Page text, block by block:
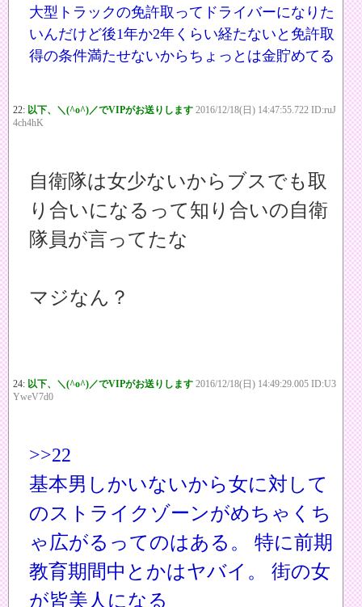
大型トラックの免許取ってドライバーになりた
いんだけど後1年か2年くらい経たないと免許取
得の条件満たせないからちょっとは金貯めてる
22: 以下、＼(^o^)／でVIPがお送りします 2016/12/18(日) 14:47:55.722 ID:ruJ
4ch4hK
自衛隊は女少ないからブスでも取
り合いになるって知り合いの自衛
隊員が言ってたな
マジなん？
24: 以下、＼(^o^)／でVIPがお送りします 2016/12/18(日) 14:49:29.005 ID:U3
YweV7d0
>>22
基本男しかいないから女に対して
のストライクゾーンがめちゃくち
ゃ広がるってのはある。 特に前期
教育期間中とかはヤバイ。 街の女
が皆美人になる